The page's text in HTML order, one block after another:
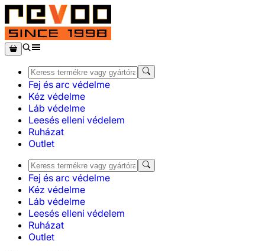
Fej és arc védelme
Kéz védelme
Láb védelme
Leesés elleni védelem
Ruházat
Outlet
Fej és arc védelme
Kéz védelme
Láb védelme
Leesés elleni védelem
Ruházat
Outlet